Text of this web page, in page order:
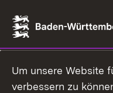
Um unsere Website
verbessern zu